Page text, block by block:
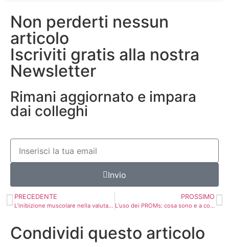
Non perderti nessun
articolo
Iscriviti gratis alla nostra
Newsletter
Rimani aggiornato e impara
dai colleghi
Invio
PRECEDENTE
L’inibizione muscolare nella valutazione
PROSSIMO
L’​uso dei PROMs: cosa sono e a cosa servono
Condividi questo articolo